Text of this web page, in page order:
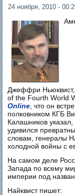
24 ноября, 2010 -
Джеффри Ньюквист,
of the Fourth World
Online , что он
полковником КГБ
Калашников
удивился
словам, генералы
холодной войны с
На самом деле
Запада по всему
империи под
Найквист пишет: